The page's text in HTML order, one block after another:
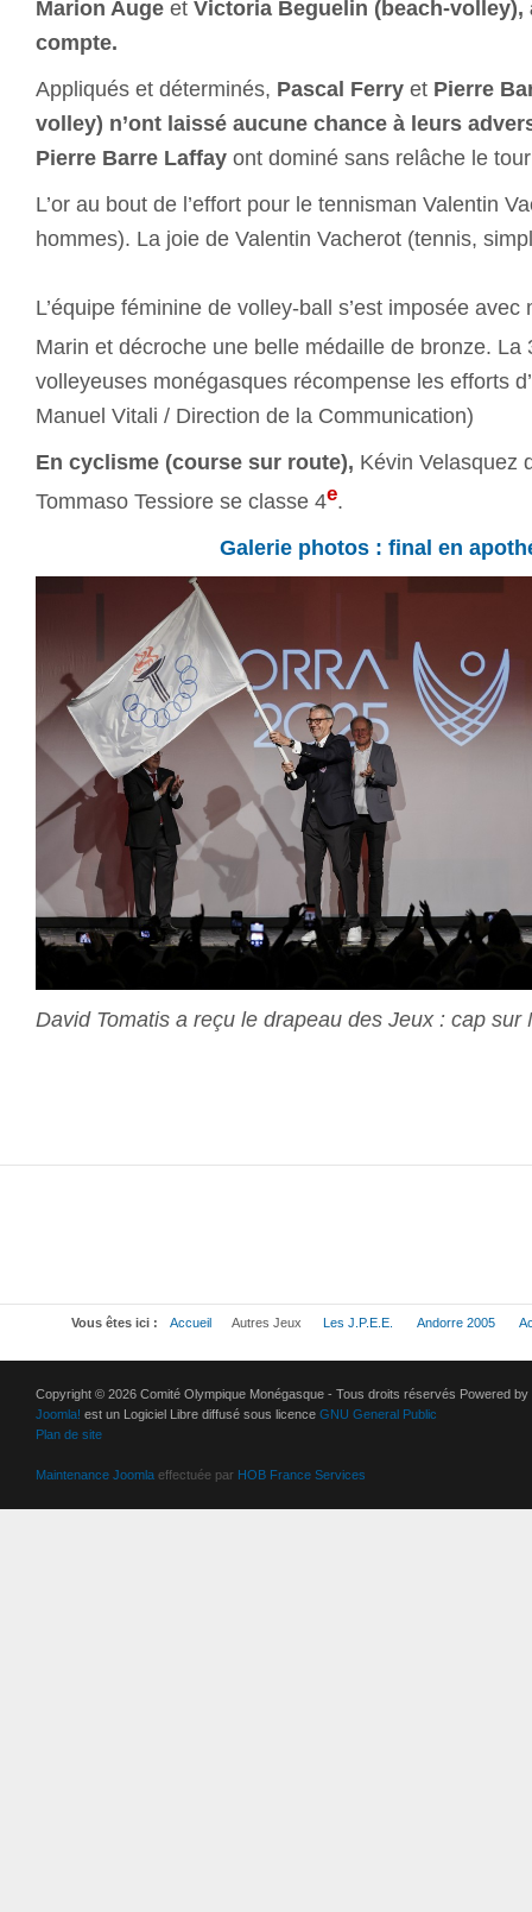
Marion Auge et Victoria Beguelin (beach-volley),
compte.
Appliqués et déterminés, Pascal Ferry et Pierre
volley) n’ont laissé aucune chance à leurs
Pierre Barre Laffay ont dominé sans relâche le
L’or au bout de l’effort pour le tennisman Valentin
hommes). La joie de Valentin Vacherot (tennis,
L’équipe féminine de volley-ball s’est imposée
Marin et décroche une belle médaille de bronze. La
volleyeuses monégasques récompense les efforts
Manuel Vitali / Direction de la Communication)
En cyclisme (course sur route), Kévin Velasquez
Tommaso Tessiore se classe 4e.
Galerie photos : final en
David Tomatis a reçu le drapeau des Jeux : cap
Vous êtes ici : Accueil Autres Jeux Les J.P.E.E. Andorre 2005
Copyright © 2026 Comité Olympique Monégasque - Tous droits réservés Powered by
Joomla! est un Logiciel Libre diffusé sous licence GNU General Public
Plan de site
Maintenance Joomla effectuée par HOB France Services